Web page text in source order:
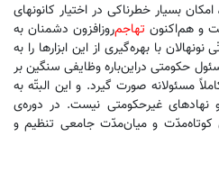
امکان بسیار خطرناکی در اختیار کانونهای
و هم‌اکنون تهاجمروزافزون دشمنان به
با بهره‌گیری از این ابزارها را به
حکومتی دراین‌باره وظایفی سنگین بر
مسئولانه صورت گیرد. و این البتّه به
غیرحکومتی نیست. در دوره‌ی
کوتاه‌مدّت و میان‌مدّت جامعی تنظیم و